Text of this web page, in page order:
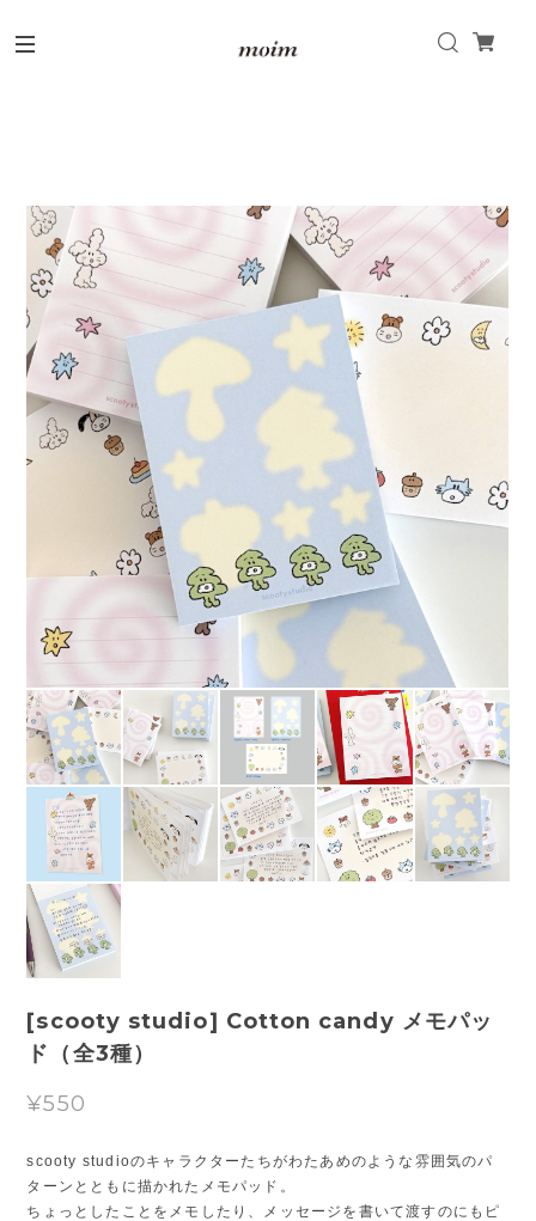
[scooty studio] Cotton candy メモパッ
ド（全3種）
¥550
scooty studioのキャラクターたちがわたあめのような雰囲気のパ
ターンとともに描かれたメモパッド。
ちょっとしたことをメモしたり、メッセージを書いて渡すのにもピ